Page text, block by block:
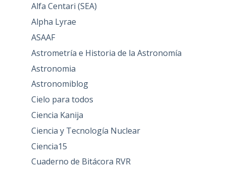
Alfa Centari (SEA)
Alpha Lyrae
ASAAF
Astrometría e Historia de la Astronomía
Astronomia
Astronomiblog
Cielo para todos
Ciencia Kanija
Ciencia y Tecnología Nuclear
Ciencia15
Cuaderno de Bitácora RVR